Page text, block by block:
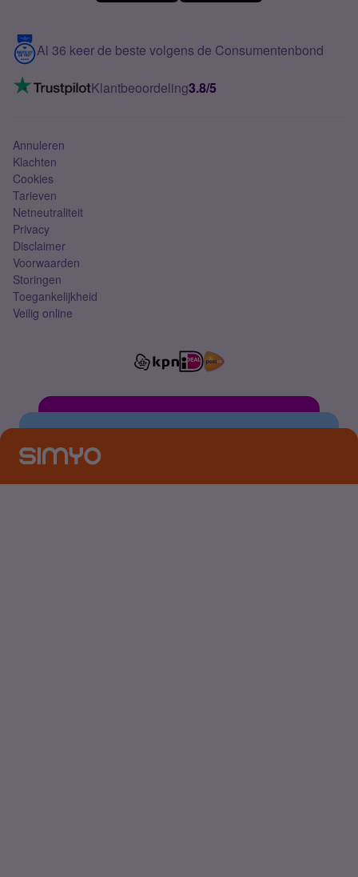
5G internet
Mobiel internet
Mobiel abonnement
Contact
VoLTE 4G bellen
Al 36 keer de beste volgens de Consumentenbond
Klantbeoordeling3.8/5
Annuleren
Klachten
Cookies
Tarieven
Netneutraliteit
Privacy
Disclaimer
Voorwaarden
Storingen
Toegankelijkheid
Veilig online